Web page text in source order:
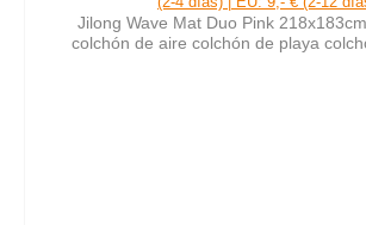
Jilong Wave Mat Duo Pink
colchón de aire colchón de playa